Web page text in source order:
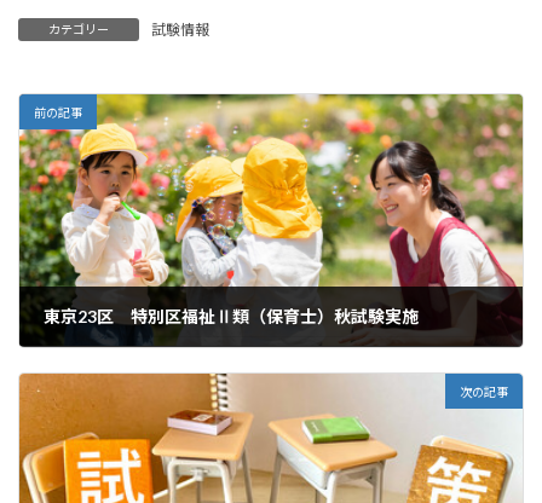
カテゴリー 試験情報
前の記事
東京23区 特別区福祉Ⅱ類（保育士）秋試験実施
次の記事